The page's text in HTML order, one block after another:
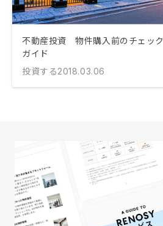
不動産投資 物件購入前のチェック
ガイド
投資する2018.03.06